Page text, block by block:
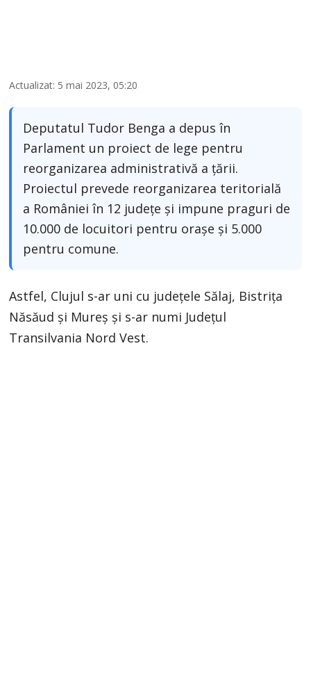
Actualizat: 5 mai 2023, 05:20
Deputatul Tudor Benga a depus în
Parlament un proiect de lege pentru
reorganizarea administrativă a țării.
Proiectul prevede reorganizarea teritorială
a României în 12 județe și impune praguri de
10.000 de locuitori pentru orașe și 5.000
pentru comune.
Astfel, Clujul s-ar uni cu județele Sălaj, Bistriţa
Năsăud şi Mureş și s-ar numi Judeţul
Transilvania Nord Vest.